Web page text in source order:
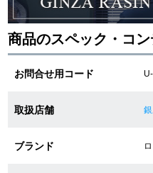
送料・お支払方法
ショッピングローンの流れ
商品のスペック・コ
お問合せ用コード
取扱店舗
ブランド